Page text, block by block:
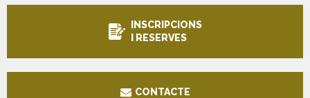
INSCRIPCIONS
I RESERVES
CONTACTE